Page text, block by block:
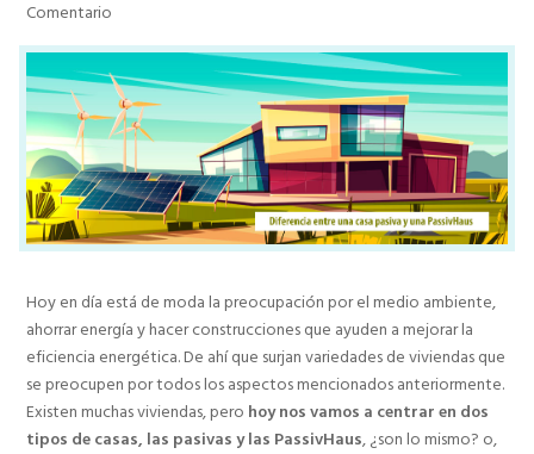
Comentario
Hoy en día está de moda la preocupación por el medio ambiente,
ahorrar energía y hacer construcciones que ayuden a mejorar la
eficiencia energética. De ahí que surjan variedades de viviendas que
se preocupen por todos los aspectos mencionados anteriormente.
Existen muchas viviendas, pero hoy nos vamos a centrar en dos
tipos de casas, las pasivas y las PassivHaus, ¿son lo mismo? o,